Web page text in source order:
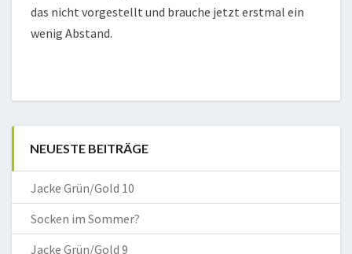
das nicht vorgestellt und brauche jetzt erstmal ein
wenig Abstand.
NEUESTE BEITRÄGE
Jacke Grün/Gold 10
Socken im Sommer?
Jacke Grün/Gold 9